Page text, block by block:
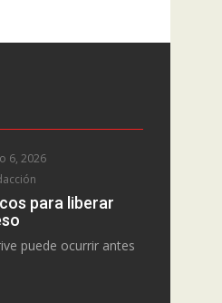
6, 2026
para liberar
puede ocurrir antes